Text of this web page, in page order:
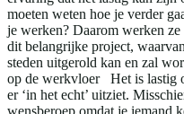
moeten weten hoe je verder
je werken? Daarom werken ze
dit belangrijke project,
steden uitgerold kan en zal
op de werkvloer Het is lastig
er ‘in het echt’ uitziet.
wensberoep omdat je iemand